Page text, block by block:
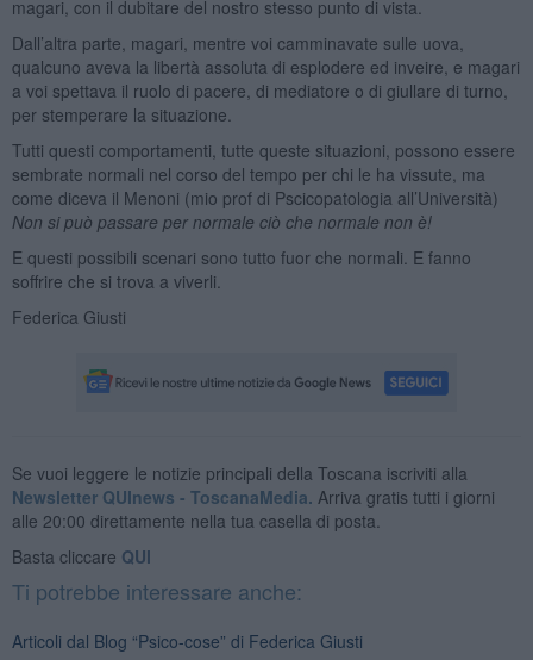
magari, con il dubitare del nostro stesso punto di vista.
Dall’altra parte, magari, mentre voi camminavate sulle uova,
qualcuno aveva la libertà assoluta di esplodere ed inveire, e magari
a voi spettava il ruolo di pacere, di mediatore o di giullare di turno,
per stemperare la situazione.
Tutti questi comportamenti, tutte queste situazioni, possono essere
sembrate normali nel corso del tempo per chi le ha vissute, ma
come diceva il Menoni (mio prof di Pscicopatologia all’Università)
Non si può passare per normale ciò che normale non è!
E questi possibili scenari sono tutto fuor che normali. E fanno
soffrire che si trova a viverli.
Federica Giusti
Se vuoi leggere le notizie principali della Toscana iscriviti alla
Newsletter QUInews - ToscanaMedia. Arriva gratis tutti i giorni
alle 20:00 direttamente nella tua casella di posta.
Basta cliccare QUI
Ti potrebbe interessare anche:
Articoli dal Blog “Psico-cose” di Federica Giusti